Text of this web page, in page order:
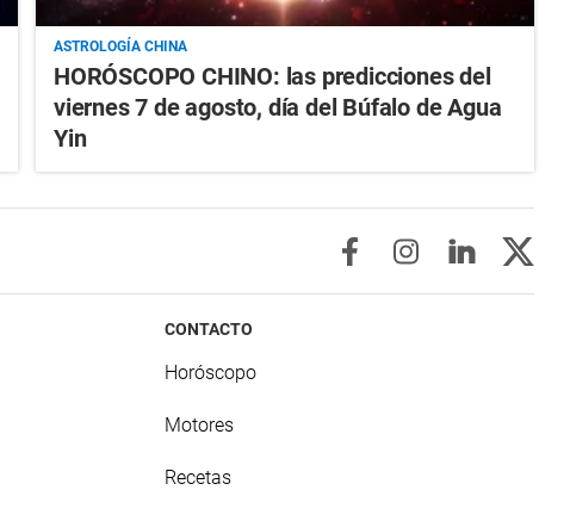
ASTROLOGÍA CHINA
HORÓSCOPO CHINO: las predicciones del
viernes 7 de agosto, día del Búfalo de Agua
Yin
CONTACTO
Horóscopo
Motores
Recetas